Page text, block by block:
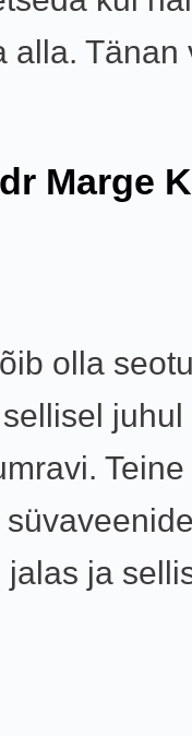
alla. Tänan
Marge
olla
juhul
ja